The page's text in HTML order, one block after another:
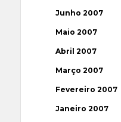
Junho 2007
Maio 2007
Abril 2007
Março 2007
Fevereiro 2007
Janeiro 2007